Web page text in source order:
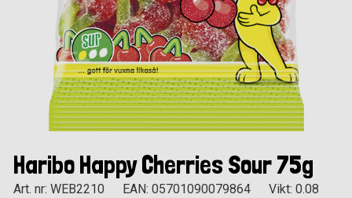
Haribo Happy Cherries Sour 75g
Art. nr: WEB2210 EAN: 05701090079864
Vikt: 0.08